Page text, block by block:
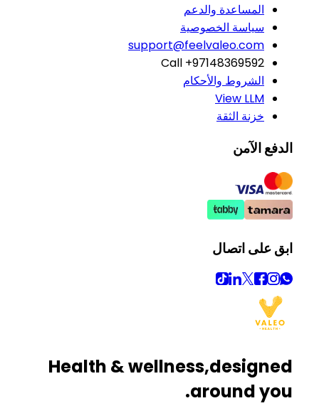
المساعدة والدعم
سياسة الخصوصية
support@feelvaleo.com
Call +97148369592
الشروط والأحكام
View LLM
خزنة الثقة
الدفع الآمن
ابق على اتصال
Health & wellness,designed
around you.